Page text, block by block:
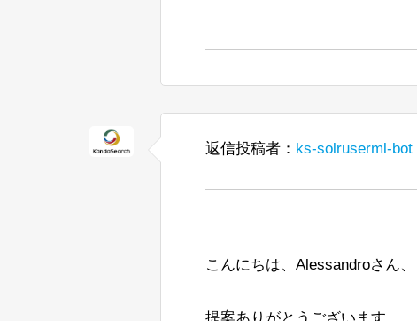
返信投稿者： ks-solruserml-bot
こんにちは、Alessandroさん、